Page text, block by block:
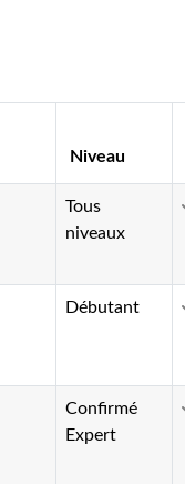
Niveau
Tous
niveaux
Débutant
Confirmé
Expert